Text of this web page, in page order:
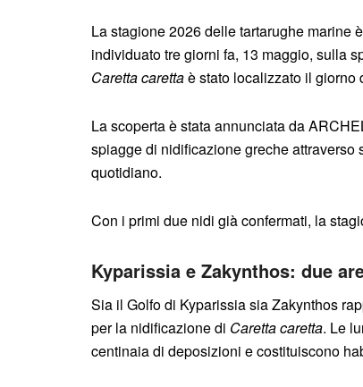
La stagione 2026 delle tartarughe marine
individuato tre giorni fa, 13 maggio, sulla
Caretta carettaè stato localizzato il giorno
La scoperta è stata annunciata da
spiagge di nidificazione greche
quotidiano.
Con i primi due nidi già confermati, la
Kyparissia e Zakynthos: due
Sia il Golfo di Kyparissia sia Zakynthos
per la nidificazione di Caretta caretta. Le
centinaia di deposizioni e costituiscono